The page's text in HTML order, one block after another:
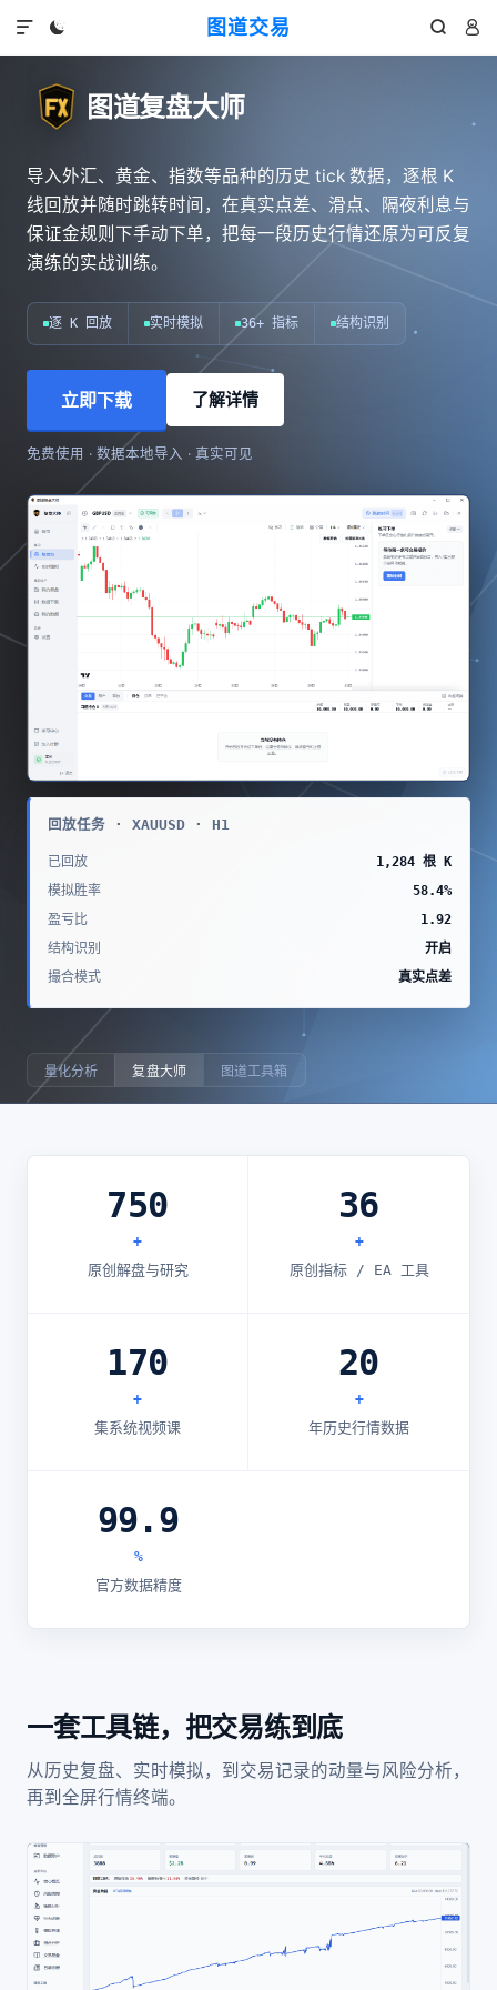
图道交易
  

图道复盘大师
导入外汇、黄金、指数等品种的历史 tick 数据，逐根 K
线回放并随时跳转时间，在真实点差、滑点、隔夜利息与
保证金规则下手动下单，把每一段历史行情还原为可反复
演练的实战训练。
逐 K 回放 实时模拟 36+ 指标 结构识别
立即下载 了解详情
免费使用 · 数据本地导入 · 真实可见
回放任务 · XAUUSD · H1
已回放
1,284 根 K
模拟胜率
58.4%
盈亏比
1.92
结构识别
开启
撮合模式
真实点差
量化分析 复盘大师 图道工具箱
750
+
原创解盘与研究
36
+
原创指标 / EA 工具
170
+
集系统视频课
20
+
年历史行情数据
99.9
%
官方数据精度
一套工具链，把交易练到底
从历史复盘、实时模拟，到交易记录的动量与风险分析，
再到全屏行情终端。